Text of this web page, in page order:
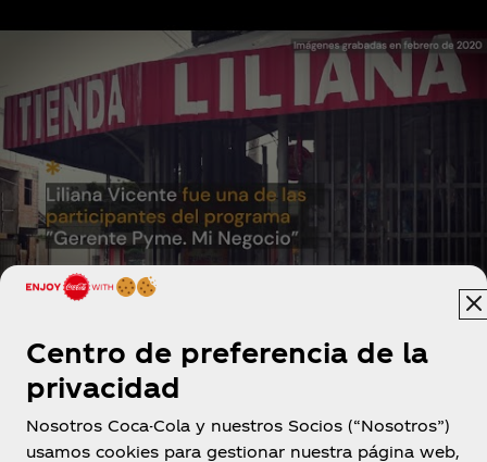
Centro de preferencia de la
privacidad
Nosotros Coca-Cola y nuestros Socios (“Nosotros”)
usamos cookies para gestionar nuestra página web,